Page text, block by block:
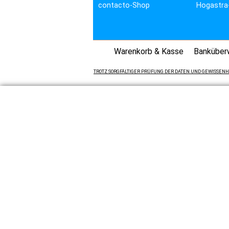
contacto-Shop
Warenkorb & Kasse
TROTZ SORGFÄLTIGER PRÜFUNG DER DATEN UND